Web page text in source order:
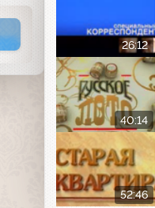
26:12
40:14
52:46